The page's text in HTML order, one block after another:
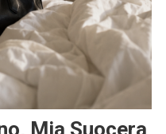
Mia Suocera